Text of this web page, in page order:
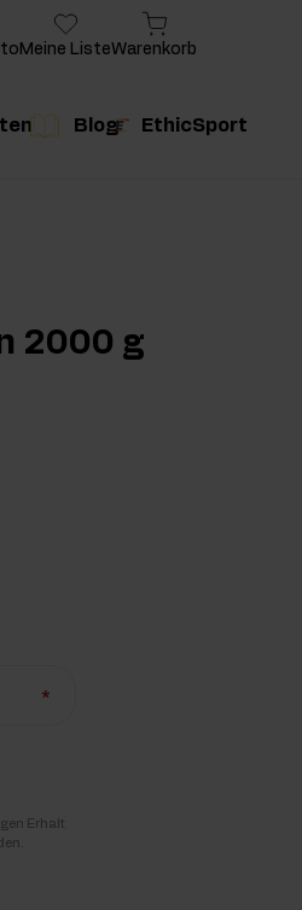
Blog EthicSport
Meine ListeWarenkorb
2000 g
Erhalt